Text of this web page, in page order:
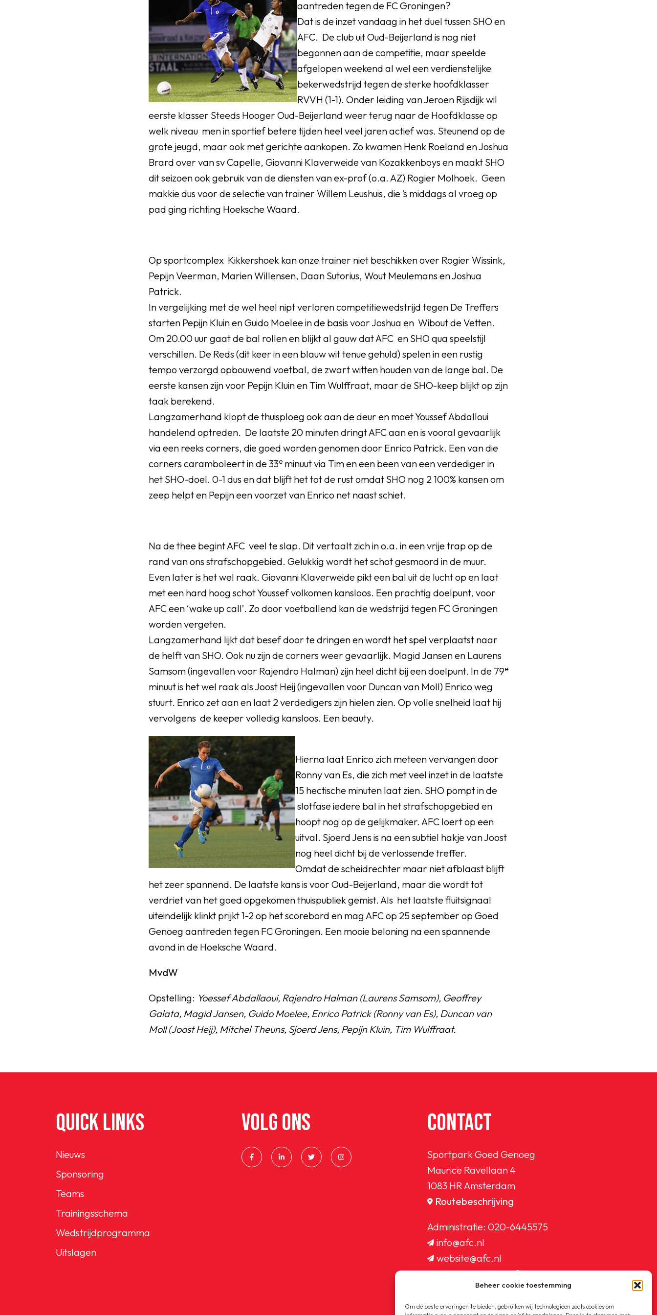
Beheer cookie toestemming
Om de beste ervaringen te bieden, gebruiken wij technologieën zoals cookies om
aantreden tegen de FC Groningen?
Dat is de inzet vandaag in het duel tussen SHO en
AFC. De club uit Oud-Beijerland is nog niet
begonnen aan de competitie, maar speelde
afgelopen weekend al wel een verdienstelijke
bekerwedstrijd tegen de sterke hoofdklasser
RVVH (1-1). Onder leiding van Jeroen Rijsdijk wil
eerste klasser Steeds Hooger Oud-Beijerland weer terug naar de Hoofdklasse op
welk niveau men in sportief betere tijden heel veel jaren actief was. Steunend op de
grote jeugd, maar ook met gerichte aankopen. Zo kwamen Henk Roeland en Joshua
Brard over van sv Capelle, Giovanni Klaverweide van Kozakkenboys en maakt SHO
dit seizoen ook gebruik van de diensten van ex-prof (o.a. AZ) Rogier Molhoek. Geen
makkie dus voor de selectie van trainer Willem Leushuis, die ’s middags al vroeg op
pad ging richting Hoeksche Waard.
Op sportcomplex Kikkershoek kan onze trainer niet beschikken over Rogier Wissink,
Pepijn Veerman, Marien Willensen, Daan Sutorius, Wout Meulemans en Joshua
Patrick.
In vergelijking met de wel heel nipt verloren competitiewedstrijd tegen De Treffers
starten Pepijn Kluin en Guido Moelee in de basis voor Joshua en Wibout de Vetten.
Om 20.00 uur gaat de bal rollen en blijkt al gauw dat AFC en SHO qua speelstijl
verschillen. De Reds (dit keer in een blauw wit tenue gehuld) spelen in een rustig
tempo verzorgd opbouwend voetbal, de zwart witten houden van de lange bal. De
eerste kansen zijn voor Pepijn Kluin en Tim Wulffraat, maar de SHO-keep blijkt op zijn
taak berekend.
Langzamerhand klopt de thuisploeg ook aan de deur en moet Youssef Abdalloui
handelend optreden. De laatste 20 minuten dringt AFC aan en is vooral gevaarlijk
via een reeks corners, die goed worden genomen door Enrico Patrick. Een van die
corners caramboleert in de 33e minuut via Tim en een been van een verdediger in
het SHO-doel. 0-1 dus en dat blijft het tot de rust omdat SHO nog 2 100% kansen om
zeep helpt en Pepijn een voorzet van Enrico net naast schiet.
Na de thee begint AFC veel te slap. Dit vertaalt zich in o.a. in een vrije trap op de
rand van ons strafschopgebied. Gelukkig wordt het schot gesmoord in de muur.
Even later is het wel raak. Giovanni Klaverweide pikt een bal uit de lucht op en laat
met een hard hoog schot Youssef volkomen kansloos. Een prachtig doelpunt, voor
AFC een ‘wake up call’. Zo door voetballend kan de wedstrijd tegen FC Groningen
worden vergeten.
Langzamerhand lijkt dat besef door te dringen en wordt het spel verplaatst naar
de helft van SHO. Ook nu zijn de corners weer gevaarlijk. Magid Jansen en Laurens
Samsom (ingevallen voor Rajendro Halman) zijn heel dicht bij een doelpunt. In de 79e
minuut is het wel raak als Joost Heij (ingevallen voor Duncan van Moll) Enrico weg
stuurt. Enrico zet aan en laat 2 verdedigers zijn hielen zien. Op volle snelheid laat hij
vervolgens de keeper volledig kansloos. Een beauty.
Hierna laat Enrico zich meteen vervangen door
Ronny van Es, die zich met veel inzet in de laatste
15 hectische minuten laat zien. SHO pompt in de
slotfase iedere bal in het strafschopgebied en
hoopt nog op de gelijkmaker. AFC loert op een
uitval. Sjoerd Jens is na een subtiel hakje van Joost
nog heel dicht bij de verlossende treffer.
Omdat de scheidrechter maar niet afblaast blijft
het zeer spannend. De laatste kans is voor Oud-Beijerland, maar die wordt tot
verdriet van het goed opgekomen thuispubliek gemist. Als het laatste fluitsignaal
uiteindelijk klinkt prijkt 1-2 op het scorebord en mag AFC op 25 september op Goed
Genoeg aantreden tegen FC Groningen. Een mooie beloning na een spannende
avond in de Hoeksche Waard.
MvdW
Opstelling: Yoessef Abdallaoui, Rajendro Halman (Laurens Samsom), Geoffrey
Galata, Magid Jansen, Guido Moelee, Enrico Patrick (Ronny van Es), Duncan van
Moll (Joost Heij), Mitchel Theuns, Sjoerd Jens, Pepijn Kluin, Tim Wulffraat.
QUICK LINKS
Nieuws
Sponsoring
Teams
Trainingsschema
Wedstrijdprogramma
Uitslagen
VOLG ONS CONTACT
Sportpark Goed Genoeg
Maurice Ravellaan 4
1083 HR Amsterdam
Routebeschrijving
Administratie: 020-6445575
info@afc.nl
website@afc.nl
wedstrijdzaken@afc.nl
ledenadministratie@afc.nl